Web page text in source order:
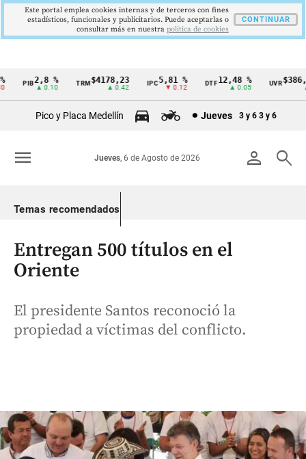
Cintillo
Colombia
2,8 %
▲ 0.10
TRM$4178,23
▲ 0.42
5,81 %
▼ 0.12
DTF12,48 %
▲ 0.05
UVR
▲
Pico y Placa Medellín Jueves 3 y 6 3 y 6
person search
Jueves, 6 de Agosto de 2026
menu
Temas recomendados
Entregan 500 títulos en el
Oriente
El presidente Santos reconoció la
propiedad a víctimas del conflicto.
Este portal emplea cookies internas y de terceros con fines
estadísticos, funcionales y publicitarios. Puede aceptarlas o
consultar más en nuestra politica de cookies
CONTINUAR